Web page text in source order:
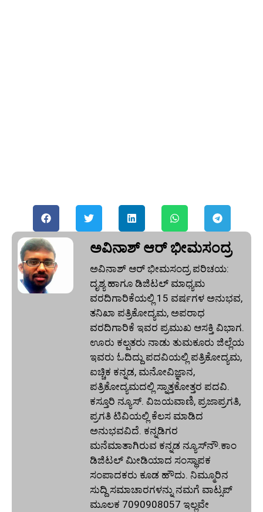
ಅವಿನಾಶ್‌ ಆರ್‌ ಭೀಮಸಂದ್ರ
ಅವಿನಾಶ್‌ ಆರ್‌ ಭೀಮಸಂದ್ರ ಪರಿಚಯ:
ದೃಶ್ಯ ಹಾಗೂ ಡಿಜಿಟಲ್ ಮಾಧ್ಯಮ
ವರದಿಗಾರಿಕೆಯಲ್ಲಿ 15 ವರ್ಷಗಳ ಅನುಭವ,
ತನಿಖಾ ಪತ್ರಿಕೋದ್ಯಮ, ಅಪರಾಧ
ವರದಿಗಾರಿಕೆ ಇವರ ಪ್ರಮುಖ ಆಸಕ್ತಿ ವಿಭಾಗ.
ಊರು ಕಲ್ಪತರು ನಾಡು ತುಮಕೂರು ಜಿಲ್ಲೆಯ
ಇವರು ಓದಿದ್ದು ಪದವಿಯಲ್ಲಿ ಪತ್ರಿಕೋದ್ಯಮ,
ಐಚ್ಚಿಕ ಕನ್ನಡ, ಮನೋವಿಜ್ಞಾನ,
ಪತ್ರಿಕೋದ್ಯಮದಲ್ಲಿ ಸ್ನಾತ್ತಕೋತ್ತರ ಪದವಿ.
ಕಸ್ತೂರಿ ನ್ಯೂಸ್‌. ವಿಜಯವಾಣಿ, ಪ್ರಜಾಪ್ರಗತಿ,
ಪ್ರಗತಿ ಟಿವಿಯಲ್ಲಿ ಕೆಲಸ ಮಾಡಿದ
ಅನುಭವವಿದೆ. ಕನ್ನಡಿಗರ
ಮನೆಮಾತಾಗಿರುವ ಕನ್ನಡ ನ್ಯೂಸ್‌ನೌ.ಕಾಂ
ಡಿಜಿಟಲ್‌ ಮೀಡಿಯಾದ ಸಂಸ್ಥಾಪಕ
ಸಂಪಾದಕರು ಕೂಡ ಹೌದು. ನಿಮ್ಮೂರಿನ
ಸುದ್ದಿ ಸಮಾಚಾರಗಳನ್ನು ನಮಗೆ ವಾಟ್ಸಪ್‌
ಮೂಲಕ 7090908057 ಇಲ್ಲವೇ